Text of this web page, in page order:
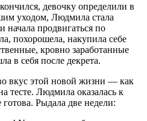
девочку определили в
уходом, Людмила стала
начала продвигаться по
похорошела, накупила себе
кровно заработанные
в себя после декрета.
вкус этой новой жизни — как
тесте. Людмила оказалась к
Рыдала две недели: